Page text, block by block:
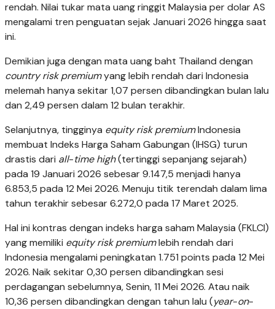
rendah. Nilai tukar mata uang ringgit Malaysia per dolar AS
mengalami tren penguatan sejak Januari 2026 hingga saat
ini.
Demikian juga dengan mata uang baht Thailand dengan
country risk premiumyang lebih rendah dari Indonesia
melemah hanya sekitar 1,07 persen dibandingkan bulan lalu
dan 2,49 persen dalam 12 bulan terakhir.
Selanjutnya, tingginya equity risk premiumIndonesia
membuat Indeks Harga Saham Gabungan (IHSG) turun
drastis dari all-time high(tertinggi sepanjang sejarah)
pada 19 Januari 2026 sebesar 9.147,5 menjadi hanya
6.853,5 pada 12 Mei 2026. Menuju titik terendah dalam lima
tahun terakhir sebesar 6.272,0 pada 17 Maret 2025.
Hal ini kontras dengan indeks harga saham Malaysia (FKLCI)
yang memiliki equity risk premiumlebih rendah dari
Indonesia mengalami peningkatan 1.751 points pada 12 Mei
2026. Naik sekitar 0,30 persen dibandingkan sesi
perdagangan sebelumnya, Senin, 11 Mei 2026. Atau naik
10,36 persen dibandingkan dengan tahun lalu (year-on-